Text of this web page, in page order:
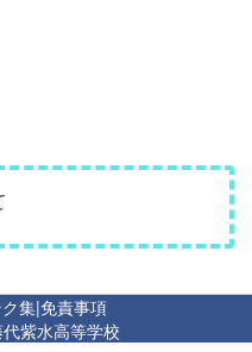
集|免責事項
紫水高等学校